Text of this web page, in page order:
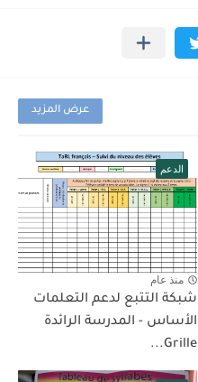
عرض المزيد
الدعم
منذ عام
شبكة التتبع لدعم التعلمات
الأساس - المدرسة الرائدة
Grille...